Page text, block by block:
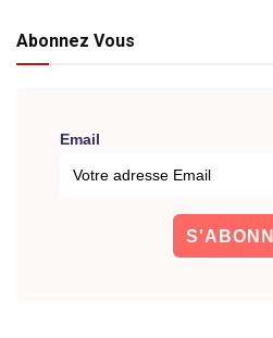
Abonnez Vous
Email